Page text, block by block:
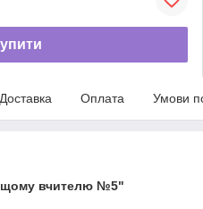
Доставка Оплата Умови
вчителю №5"